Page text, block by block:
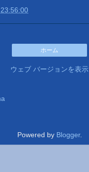
23:56:00
ホーム
ウェブ バージョンを表示
Powered by Blogger.